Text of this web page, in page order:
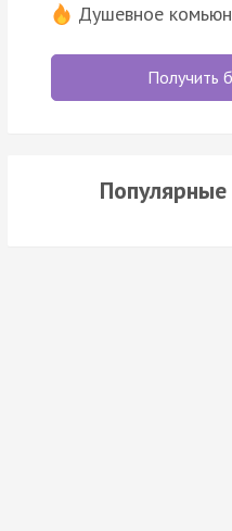
Душевное
Получить